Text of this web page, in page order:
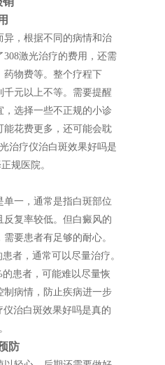
异，根据不同的病情和治
激光治疗的费用，还需
药物费等。整个疗程下
元以上不等。需要提醒
，选择一些不正规的小诊
能花费更多，还可能会耽
治疗仪治白斑效果好吗是
规医院。
单一，通常是指白斑部位
反复率较低。但白癜风的
要患者有足够的耐心。
者，通常可以尽量治疗。
患者，可能难以尽量恢
制病情，防止疾病进一步
仪治白斑效果好吗是真的
防